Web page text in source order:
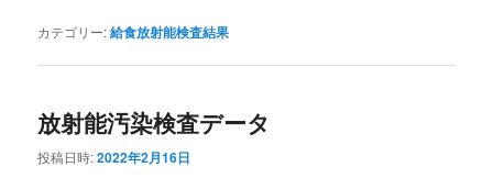
カテゴリー:給食放射能検査結果
放射能汚染検査データ
投稿日時:2022年2月16日